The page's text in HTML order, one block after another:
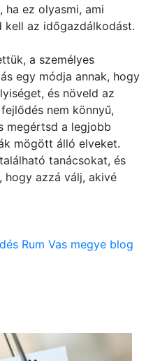
ez olyasmi, ami
kell az időgazdálkodást.
a személyes
egy módja annak, hogy
és növeld az
nem könnyű,
megértsd a legjobb
mögött álló elveket.
tanácsokat, és
hogy azzá válj, akivé
Rum Vas megye blog